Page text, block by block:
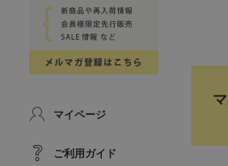
マイページ
ご利用ガイド